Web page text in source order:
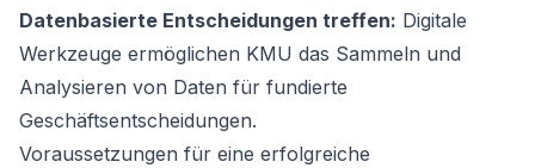
Datenbasierte Entscheidungen treffen: Digitale
Werkzeuge ermöglichen KMU das Sammeln und
Analysieren von Daten für fundierte
Geschäftsentscheidungen.
Voraussetzungen für eine erfolgreiche